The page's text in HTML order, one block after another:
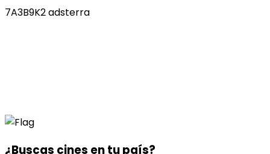
7A3B9K2 adsterra
¿Buscas cines entu país?